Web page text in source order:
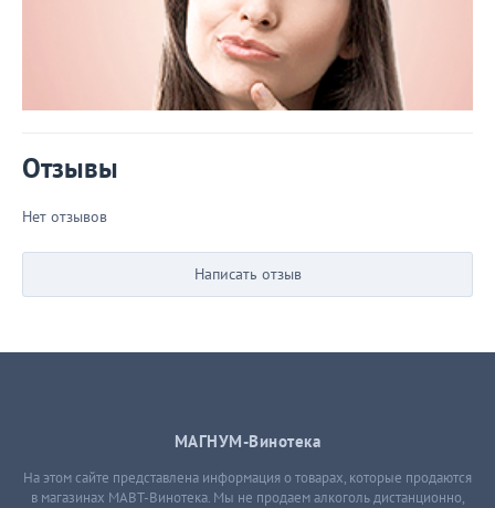
Отзывы
Нет отзывов
Написать отзыв
МАГНУМ-Винотека
На этом сайте представлена информация о товарах, которые продаются
в магазинах МАВТ-Винотека. Мы не продаем алкоголь дистанционно,